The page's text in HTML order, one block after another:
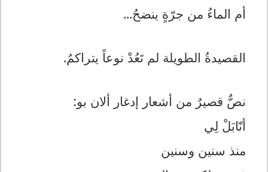
أم الماءُ من جرّةٍ ينضحُ...
القصيدةُ الطويلة لم تَعُدْ نوعاً يتراكمُ.
نصٌّ قصيرٌ من أشعار إدغار ألان بو:
أنّابَلْ لِي
منذ سنين وسنين